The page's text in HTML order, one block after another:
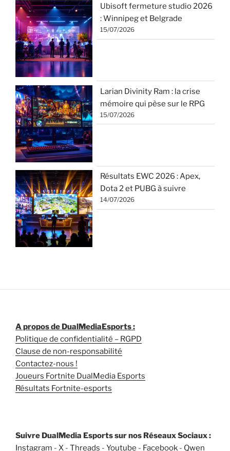
Ubisoft fermeture studio 2026
: Winnipeg et Belgrade
15/07/2026
Larian Divinity Ram : la crise
mémoire qui pèse sur le RPG
15/07/2026
Résultats EWC 2026 : Apex,
Dota 2 et PUBG à suivre
14/07/2026
A propos de DualMediaEsports :
Politique de confidentialité – RGPD
Clause de non-responsabilité
Contactez-nous !
Joueurs Fortnite DualMedia Esports
Résultats Fortnite-esports
Suivre DualMedia Esports sur nos Réseaux Sociaux :
Instagram - X - Threads - Youtube - Facebook - Qwen